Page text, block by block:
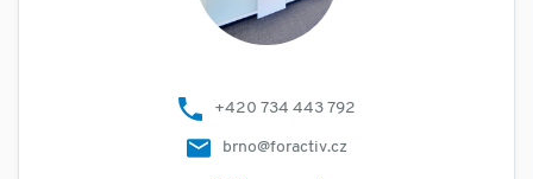
+420 734 443 792
brno@foractiv.cz